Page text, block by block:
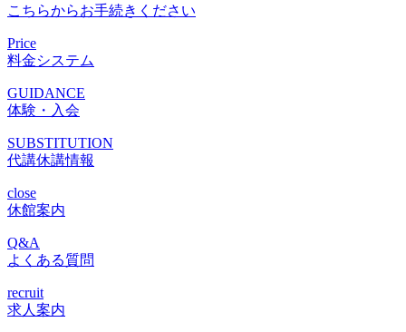
こちらからお手続きください
Price
料金システム
GUIDANCE
体験・入会
SUBSTITUTION
代講休講情報
close
休館案内
Q&A
よくある質問
recruit
求人案内